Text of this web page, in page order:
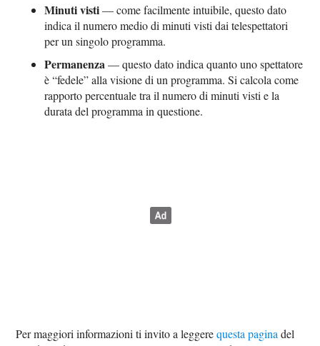
Minuti visti— come facilmente intuibile, questo dato
indica il numero medio di minuti visti dai telespettatori
per un singolo programma.
Permanenza— questo dato indica quanto uno spettatore
è “fedele” alla visione di un programma. Si calcola come
rapporto percentuale tra il numero di minuti visti e la
durata del programma in questione.
Per maggiori informazioni ti invito a leggerequesta pagina del